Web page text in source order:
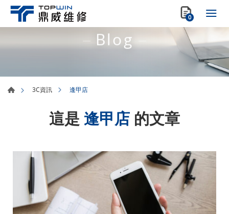
0
Blog
3C資訊 逢甲店
這是 逢甲店 的文章